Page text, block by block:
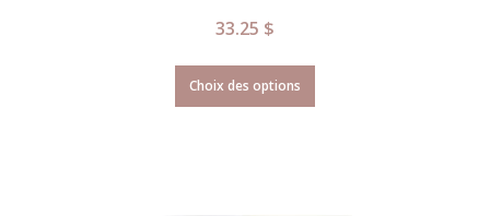
33.25 $
Choix des options